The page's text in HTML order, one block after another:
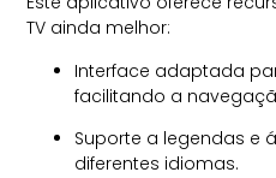
TV ainda melhor:
Interface adaptada
facilitando a
Suporte a legendas e
diferentes idiomas.